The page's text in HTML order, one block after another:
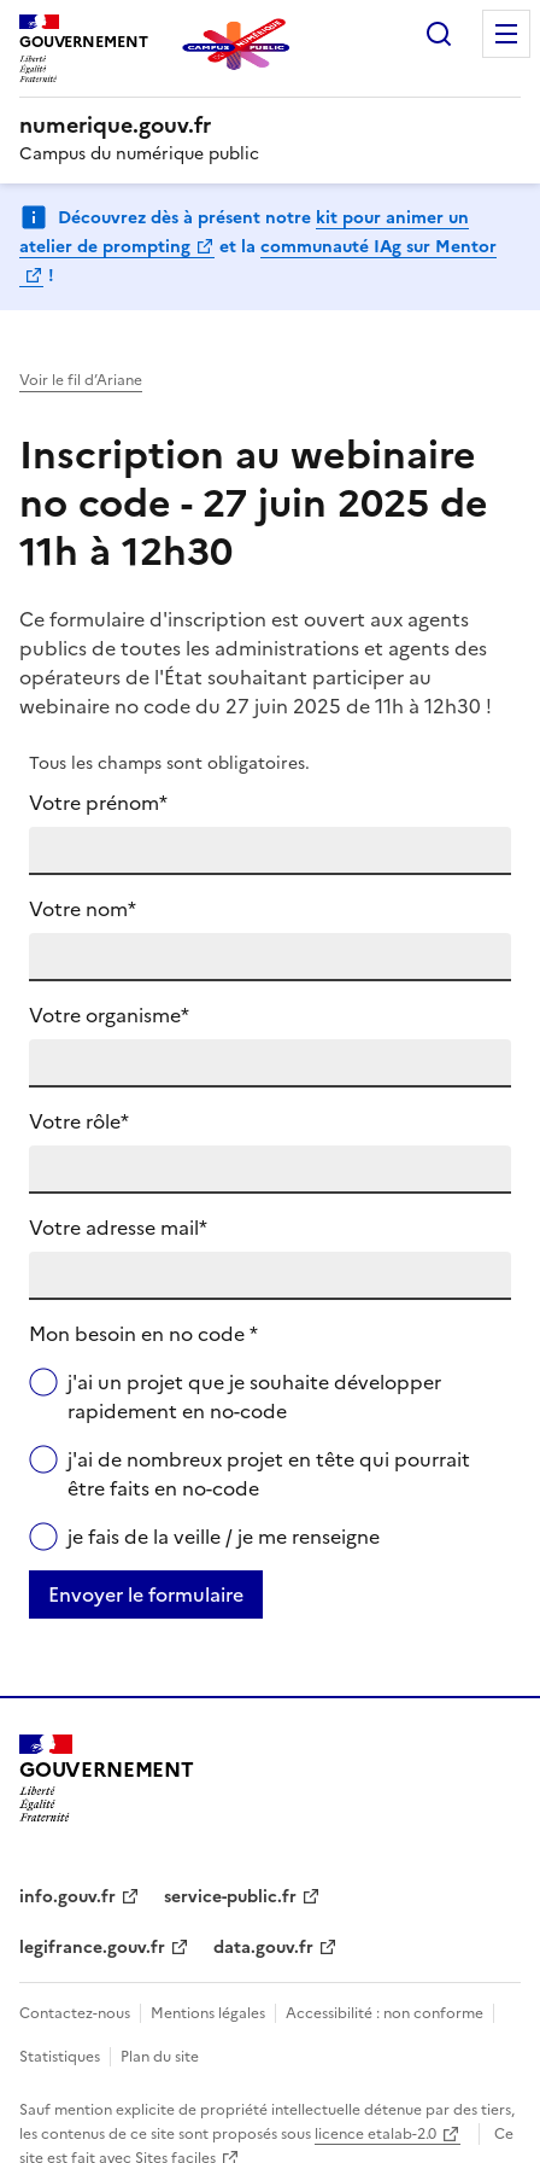
GOUVERNEMENT
numerique.gouv.fr
Campus du numérique public
Découvrez dès à présent notre
(Ouvre une nouvelle fenêtre)
kit pour animer un
atelier de prompting
et la
(Ouvre une nouvelle fenêtre)
communauté IAg sur Mentor
!
Voir le fil d’Ariane
Inscription au webinaire
no code - 27 juin 2025 de
11h à 12h30
Ce formulaire d'inscription est ouvert aux agents
publics de toutes les administrations et agents des
opérateurs de l'État souhaitant participer au
webinaire no code du 27 juin 2025 de 11h à 12h30 !
Tous les champs sont obligatoires.
Votre prénom*
Votre nom*
Votre organisme*
Votre rôle*
Votre adresse mail*
Mon besoin en no code *
j'ai un projet que je souhaite développer
rapidement en no-code
j'ai de nombreux projet en tête qui pourrait
être faits en no-code
je fais de la veille / je me renseigne
GOUVERNEMENT
info.gouv.fr
service-public.fr
legifrance.gouv.fr
data.gouv.fr
Contactez-nous Mentions légales
Accessibilité : non conforme
Statistiques
Plan du site
Sauf mention explicite de propriété intellectuelle détenue par des tiers,
les contenus de ce site sont proposés sous licence etalab-2.0
Ce